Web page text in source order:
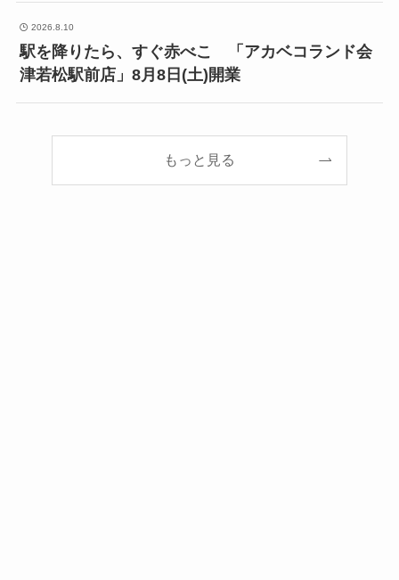
2026.8.10
駅を降りたら、すぐ赤べこ 「アカベコランド会
津若松駅前店」8月8日(土)開業
もっと見る